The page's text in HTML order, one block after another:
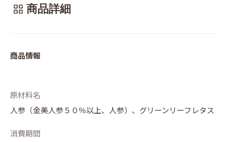
商品詳細
商品情報
原材料名
人参（金美人参５０％以上、人参）、グリーンリーフレタス
消費期間